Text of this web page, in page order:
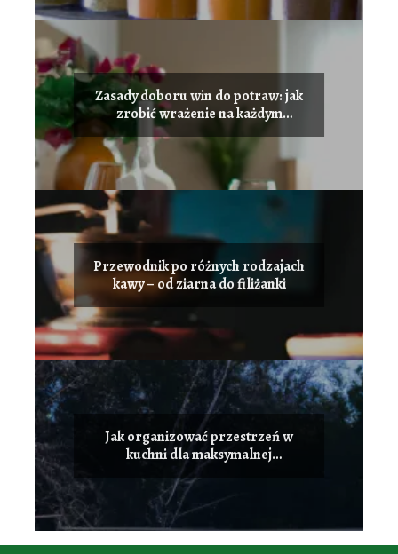
Zasady doboru win do potraw: jak
zrobić wrażenie na każdym
Przewodnik po różnych rodzajach
kawy – od ziarna do filiżanki
Jak organizować przestrzeń w
kuchni dla maksymalnej
funkcjonalności